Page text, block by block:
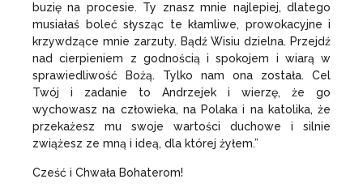
buzię na procesie. Ty znasz mnie najlepiej, dlatego
musiałaś boleć słysząc te kłamliwe, prowokacyjne i
krzywdzące mnie zarzuty. Bądź Wisiu dzielna. Przejdź
nad cierpieniem z godnością i spokojem i wiarą w
sprawiedliwość Bożą. Tylko nam ona została. Cel
Twój i zadanie to Andrzejek i wierzę, że go
wychowasz na człowieka, na Polaka i na katolika, że
przekażesz mu swoje wartości duchowe i silnie
zwiążesz ze mną i ideą, dla której żyłem.”
Cześć i Chwała Bohaterom!